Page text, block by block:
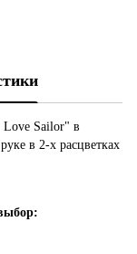
Sailor" в
в 2-х расцветках